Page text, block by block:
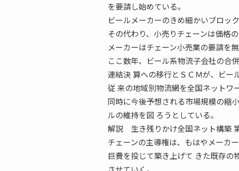
を要請し始めている。
ビールメーカーのきめ細かいブロッ
その代わり、小売りチェーンは価格
メーカーはチェーン小売業の要請を無
ここ数年、ビール系物流子会社の合
連結決 算への移行とＳＣＭが、ビー
従 来の地域別物流網を全国ネットワ
同時に今後予想される市場規模の縮
ルの維持を図 ろうとしている。
解説 生き残りかけ全国ネット構築
チェーンの主導権は、もはやメーカ
巨費を投じて築き上げて きた既存の